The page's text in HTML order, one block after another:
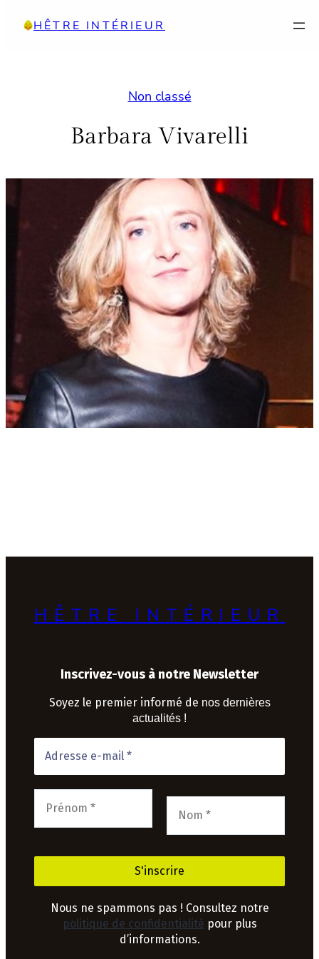
HÊTRE INTÉRIEUR
Non classé
Barbara Vivarelli
HÊTRE INTÉRIEUR
Inscrivez-vous à notre Newsletter
Soyez le premier informé de nos dernières
actualités !
Nous ne spammons pas ! Consultez notre
politique de confidentialité pour plus
d’informations.